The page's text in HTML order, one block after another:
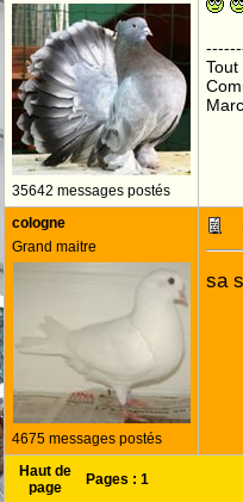
35642 messages postés
Tout
cologne
Grand maitre
4675 messages postés
sa
Haut de
page
Pages : 1